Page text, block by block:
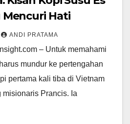
Hati
ANDI PRATAMA
– Untuk memahami
mundur ke pertengahan
pertama kali tiba di Vietnam
misionaris Prancis. Ia